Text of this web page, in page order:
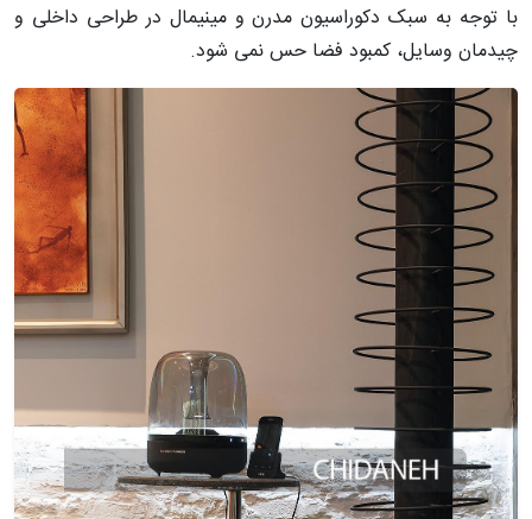
با توجه به سبک دکوراسیون مدرن و مینیمال در طراحی داخلی و
چیدمان وسایل، کمبود فضا حس نمی شود.